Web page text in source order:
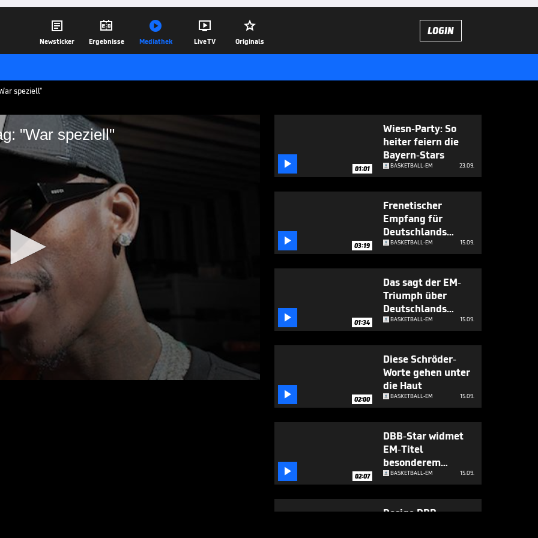

Newsticker

Ergebnisse

Mediathek

Live TV

Originals
LOGIN
speziell"
"War speziell""War speziell"
Basketball-
und feierte im Anschluss mit dem
32-Jährige berichtet von einer
 01:01
Wiesn-Party: So
heiter feiern die
Bayern-Stars
BASKETBALL-EM 23.09.
 03:19
Frenetischer
Empfang für
Deutschlands
Riesen
BASKETBALL-EM 15.09.
 01:34
Das sagt der EM-
Triumph über
Deutschlands
Basketball-
Zukunft aus
BASKETBALL-EM 15.09.
 02:00
Diese Schröder-
Worte gehen unter
die Haut
BASKETBALL-EM 15.09.
 02:07
DBB-Star widmet
EM-Titel
besonderem
Menschen
BASKETBALL-EM 15.09.
Rosige DBB-